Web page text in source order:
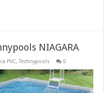
NIAGARA
PVC,Technypools 0